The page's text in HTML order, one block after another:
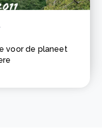
voor de planeet